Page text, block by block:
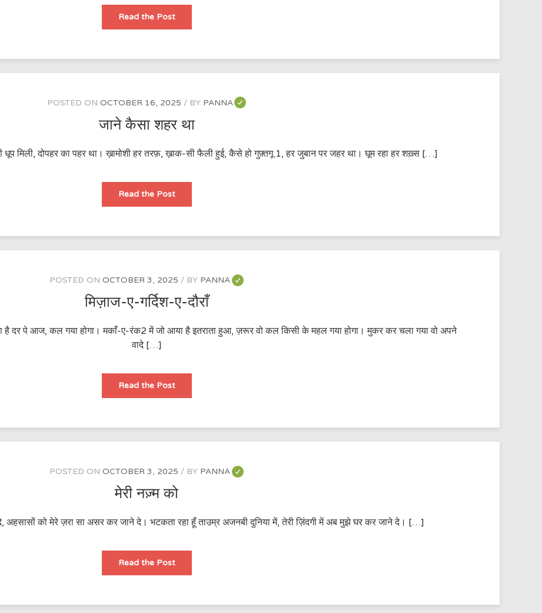
Read the Postसख़्त
चश्म
POSTED ON OCTOBER 16, 2025 BY PANNA
जाने कैसा शहर था
मिली, दोपहर का पहर था। ख़ामोशी हर तरफ़, ख़ाक-सी फैली हुई, कैसे हो गुफ़्तगू 1, हर जुबान पर जहर था। घूम रहा हर शख़्स […]
Read the Postजाने
शहर
POSTED ONOCTOBER 3, 2025 BY PANNA
मिज़ाज-ए-गर्दिश-ए-दौराँ
है दर पे आज, कल गया होगा। मकाँ-ए-रंक2 में जो आया है इतराता हुआ, ज़रूर वो कल किसी के महल गया होगा। मुकर कर चला गया वो अपने
वादे […]
Read the Postमिज़ाज-
गर्दिश-
POSTED ONOCTOBER 3, 2025 BY PANNA
मेरी नज़्म को
अहसासों को मेरे ज़रा सा असर कर जाने दे। भटकता रहा हूँ ताउम्र अजनबी दुनिया में, तेरी ज़िंदगी में अब मुझे घर कर जाने दे। […]
Read the Postमेरी
को